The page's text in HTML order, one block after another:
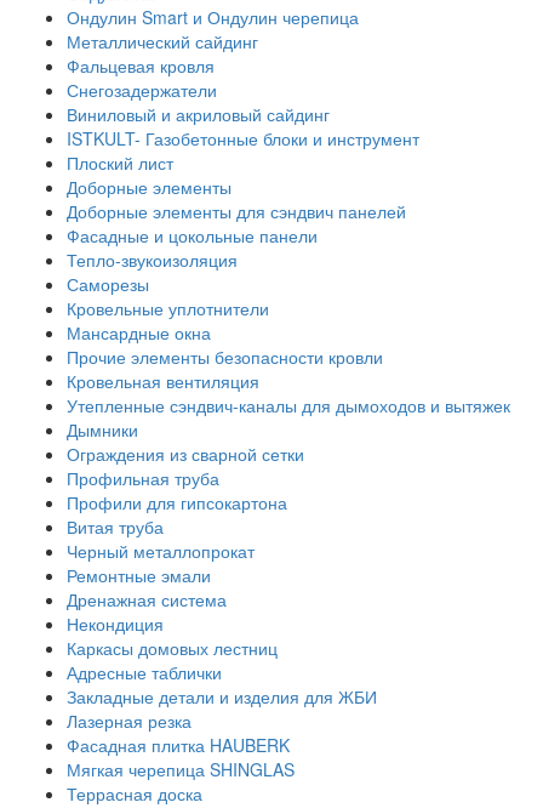
Ондулин Smart и Ондулин черепица
Металлический сайдинг
Фальцевая кровля
Снегозадержатели
Виниловый и акриловый сайдинг
ISTKULT- Газобетонные блоки и инструмент
Плоский лист
Доборные элементы
Доборные элементы для сэндвич панелей
Фасадные и цокольные панели
Тепло-звукоизоляция
Саморезы
Кровельные уплотнители
Мансардные окна
Прочие элементы безопасности кровли
Кровельная вентиляция
Утепленные сэндвич-каналы для дымоходов и вытяжек
Дымники
Ограждения из сварной сетки
Профильная труба
Профили для гипсокартона
Витая труба
Черный металлопрокат
Ремонтные эмали
Дренажная система
Некондиция
Каркасы домовых лестниц
Адресные таблички
Закладные детали и изделия для ЖБИ
Лазерная резка
Фасадная плитка HAUBERK
Мягкая черепица SHINGLAS
Террасная доска